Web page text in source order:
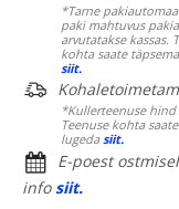
*Tarne
paki mahtuvus
arvutatakse kassas.
kohta saate
siit.
*Kullerteenuse hind
Teenuse kohta
lugedasiit.
E-poest ostmisel
info siit.